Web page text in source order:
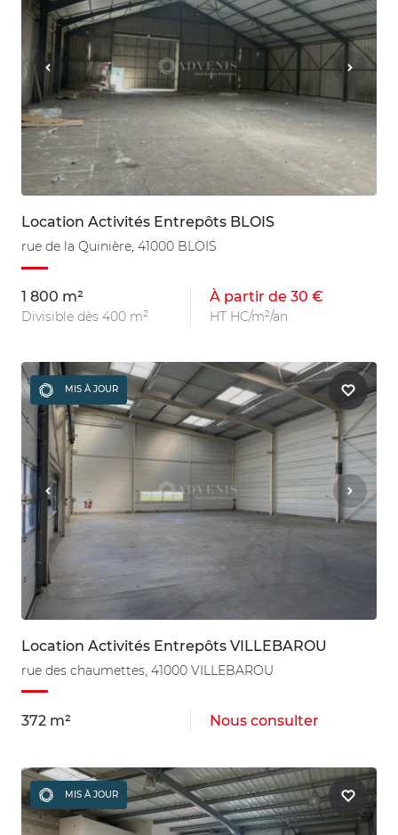
Location Activités Entrepôts BLOIS
rue de la Quinière, 41000 BLOIS
1 800 m²
Divisible dès 400 m²
À partir de 30 €
HT HC/m²/an
MIS À JOUR
Location Activités Entrepôts VILLEBAROU
rue des chaumettes, 41000 VILLEBAROU
372 m² Nous consulter
MIS À JOUR